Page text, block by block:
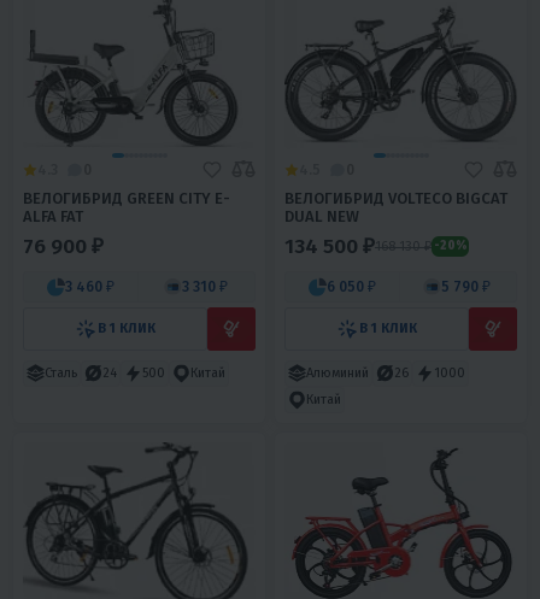
ВЕЛОГИБРИД GREEN CITY E-
ALFA FAT
76 900 ₽
3 460 ₽ 3 310 ₽
В 1 КЛИК
Сталь 24 500 Китай
ВЕЛОГИБРИД VOLTECO BIGCAT
DUAL NEW
134 500 ₽168 130 ₽ -20%
6 050 ₽ 5 790 ₽
В 1 КЛИК
Алюминий 26
1000
Китай